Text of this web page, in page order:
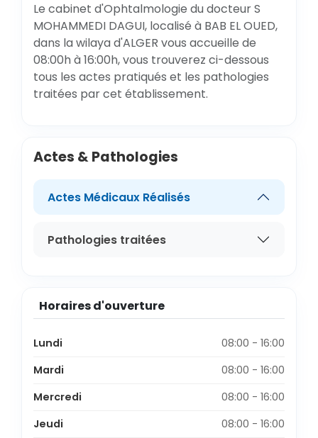
Le cabinet d'Ophtalmologie du docteur S
MOHAMMEDI DAGUI, localisé à BAB EL OUED,
dans la wilaya d'ALGER vous accueille de
08:00h à 16:00h, vous trouverez ci-dessous
tous les actes pratiqués et les pathologies
traitées par cet établissement.
Actes & Pathologies
Actes Médicaux Réalisés
Pathologies traitées
Horaires d'ouverture
Lundi
08:00 - 16:00
Mardi
08:00 - 16:00
Mercredi
08:00 - 16:00
Jeudi
08:00 - 16:00